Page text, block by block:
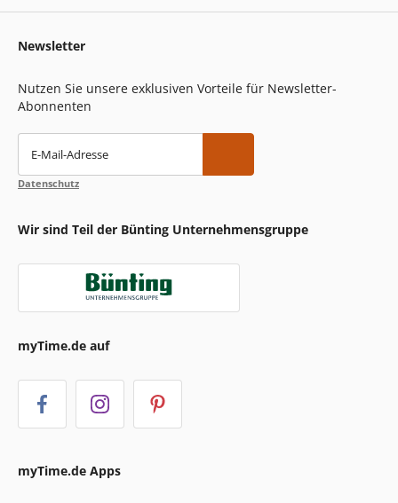
Newsletter
Nutzen Sie unsere exklusiven Vorteile für Newsletter-
Abonnenten
E-Mail-Adresse
Datenschutz
Wir sind Teil der Bünting Unternehmensgruppe
myTime.de auf
myTime.de Apps